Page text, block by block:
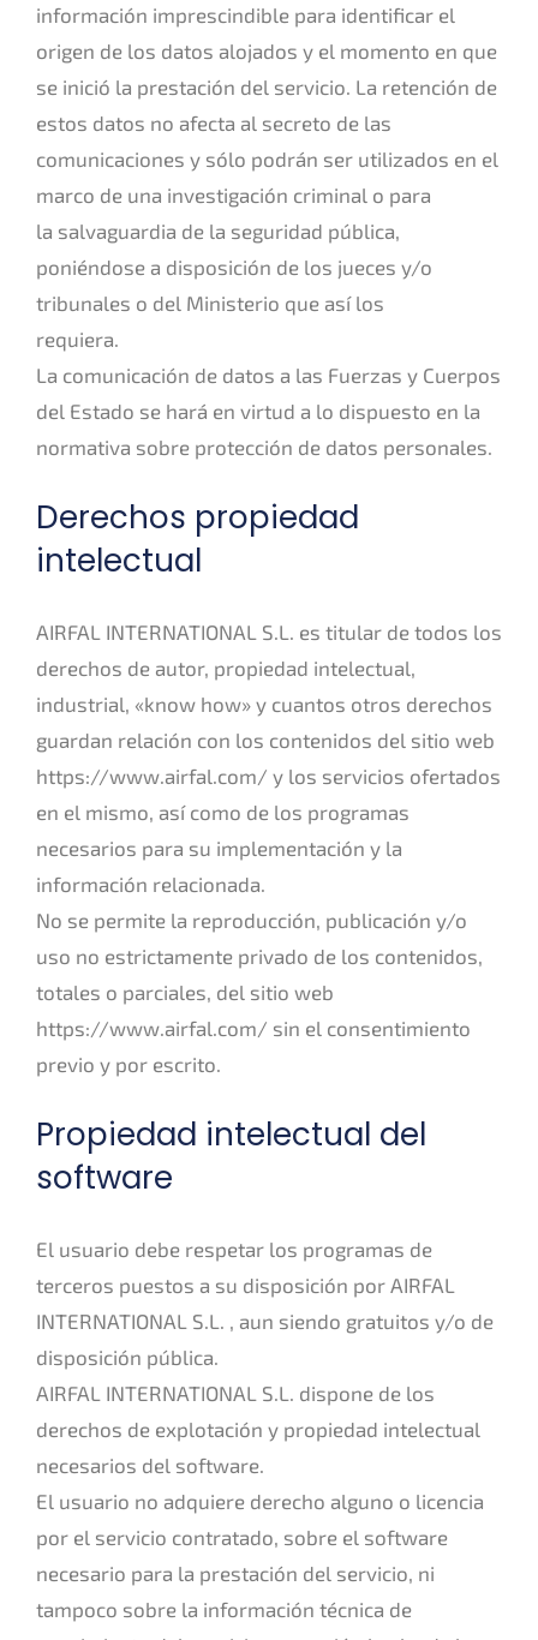
información imprescindible para identificar el
origen de los datos alojados y el momento en que
se inició la prestación del servicio. La retención de
estos datos no afecta al secreto de las
comunicaciones y sólo podrán ser utilizados en el
marco de una investigación criminal o para
la salvaguardia de la seguridad pública,
poniéndose a disposición de los jueces y/o
tribunales o del Ministerio que así los
requiera.
La comunicación de datos a las Fuerzas y Cuerpos
del Estado se hará en virtud a lo dispuesto en la
normativa sobre protección de datos personales.
Derechos propiedad
intelectual
AIRFAL INTERNATIONAL S.L. es titular de todos los
derechos de autor, propiedad intelectual,
industrial, «know how» y cuantos otros derechos
guardan relación con los contenidos del sitio web
https://www.airfal.com/ y los servicios ofertados
en el mismo, así como de los programas
necesarios para su implementación y la
información relacionada.
No se permite la reproducción, publicación y/o
uso no estrictamente privado de los contenidos,
totales o parciales, del sitio web
https://www.airfal.com/ sin el consentimiento
previo y por escrito.
Propiedad intelectual del
software
El usuario debe respetar los programas de
terceros puestos a su disposición por AIRFAL
INTERNATIONAL S.L. , aun siendo gratuitos y/o de
disposición pública.
AIRFAL INTERNATIONAL S.L. dispone de los
derechos de explotación y propiedad intelectual
necesarios del software.
El usuario no adquiere derecho alguno o licencia
por el servicio contratado, sobre el software
necesario para la prestación del servicio, ni
tampoco sobre la información técnica de